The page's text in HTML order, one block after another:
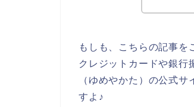
もしも、こちらの記事を
クレジットカードや銀行
（ゆめやかた）の公式
すよ♪